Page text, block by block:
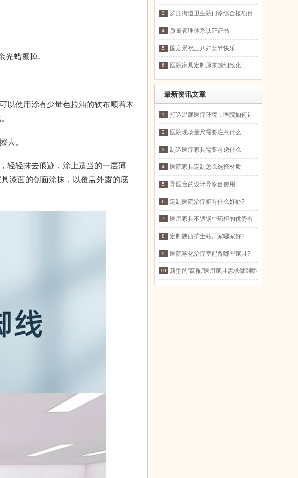
蜡擦掉。
使用涂有少量色拉油的软布顺着木
去。
轻轻抹去痕迹，涂上适当的一层薄
漆面的创面涂抹，以覆盖外露的底
3 罗庄街道卫生院门诊综合楼项目
4 质量管理体系认证证书
5 国之景祝三八妇女节快乐
6 医院家具定制原来越细致化
最新资讯文章
1
打造温馨医疗环境：医院如何让
2 医院现场量尺需要注意什么
3 制造医疗家具需要考虑什么
4 医院家具定制怎么选择材质
5 导医台的设计导诊台使用
6 定制医院治疗柜有什么好处?
7
医用家具不锈钢中药柜的优势有
8 定制陕西护士站厂家哪家好?
9 医院雾化治疗室配备哪些家具?
10
新型的“高配”医用家具需求做到哪